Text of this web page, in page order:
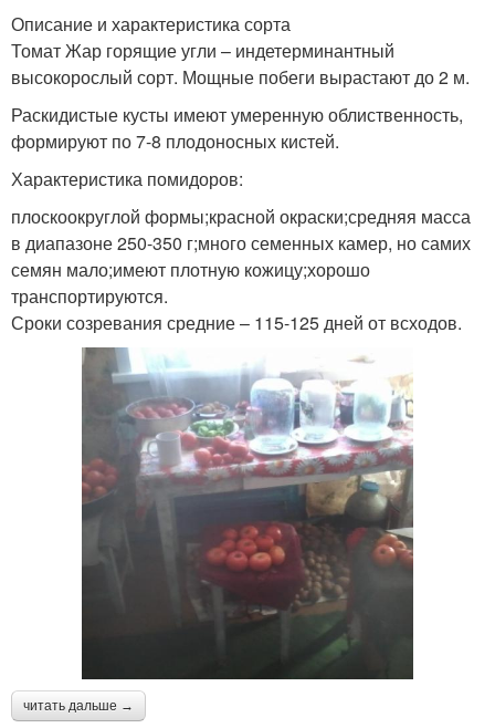
Описание и характеристика сорта
Томат Жар горящие угли – индетерминантный
высокорослый сорт. Мощные побеги вырастают до 2 м.
Раскидистые кусты имеют умеренную облиственность,
формируют по 7-8 плодоносных кистей.
Характеристика помидоров:
плоскоокруглой формы;красной окраски;средняя масса
в диапазоне 250-350 г;много семенных камер, но самих
семян мало;имеют плотную кожицу;хорошо
транспортируются.
Сроки созревания средние – 115-125 дней от всходов.
читать дальше →